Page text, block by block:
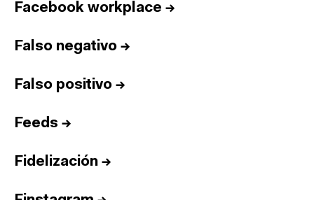
Facebook workplace →
Falso negativo →
Falso positivo →
Feeds →
Fidelización →